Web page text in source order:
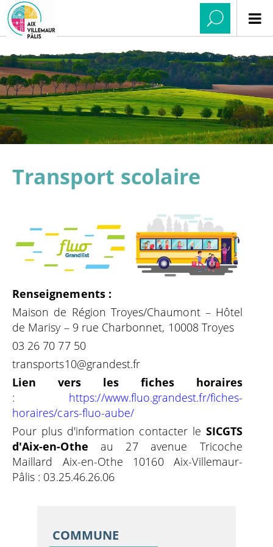
Transport scolaire
Renseignements :
Maison de Région Troyes/Chaumont – Hôtel
de Marisy – 9 rue Charbonnet, 10008 Troyes
03 26 70 77 50
transports10@grandest.fr
Lien vers les fiches horaires
: https://www.fluo.grandest.fr/fiches-
horaires/cars-fluo-aube/
Pour plus d'information contacter le SICGTS
d'Aix-en-Othe au 27 avenue Tricoche
Maillard Aix-en-Othe 10160 Aix-Villemaur-
Pâlis : 03.25.46.26.06
COMMUNE